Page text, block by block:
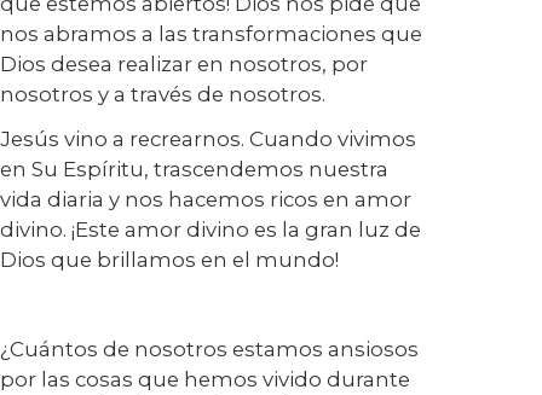
nos abramos a las transformaciones que
Dios desea realizar en nosotros, por
nosotros y a través de nosotros.
Jesús vino a recrearnos. Cuando vivimos
en Su Espíritu, trascendemos nuestra
vida diaria y nos hacemos ricos en amor
divino. ¡Este amor divino es la gran luz de
Dios que brillamos en el mundo!
¿Cuántos de nosotros estamos ansiosos
por las cosas que hemos vivido durante